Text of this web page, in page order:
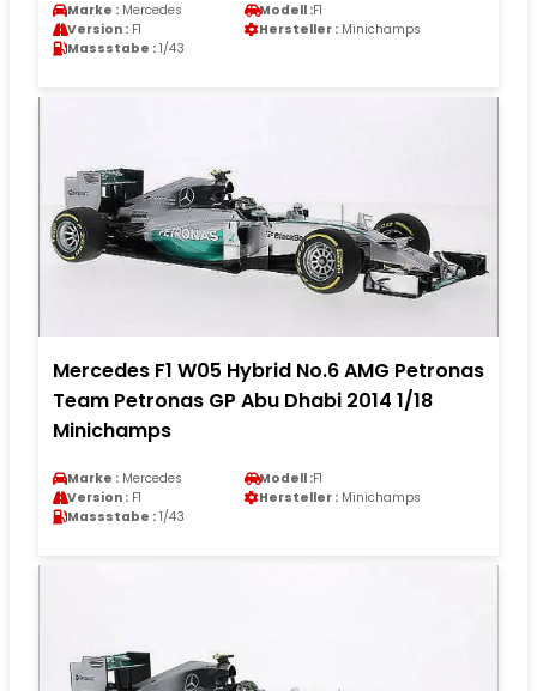
Marke : Mercedes Modell :F1
Version : F1 Hersteller : Minichamps
Massstabe : 1/43
Mercedes F1 W05 Hybrid No.6 AMG Petronas
Team Petronas GP Abu Dhabi 2014 1/18
Minichamps
Marke : Mercedes Modell :F1
Version : F1 Hersteller : Minichamps
Massstabe : 1/43